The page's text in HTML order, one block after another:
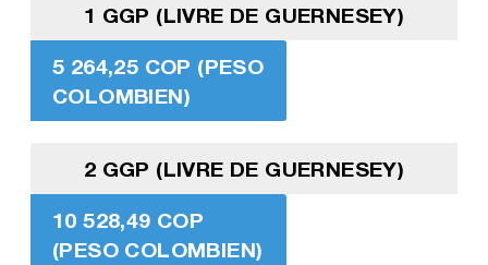
1 GGP (LIVRE DE GUERNESEY)
5 264,25 COP (PESO
COLOMBIEN)
2 GGP (LIVRE DE GUERNESEY)
10 528,49 COP
(PESO COLOMBIEN)